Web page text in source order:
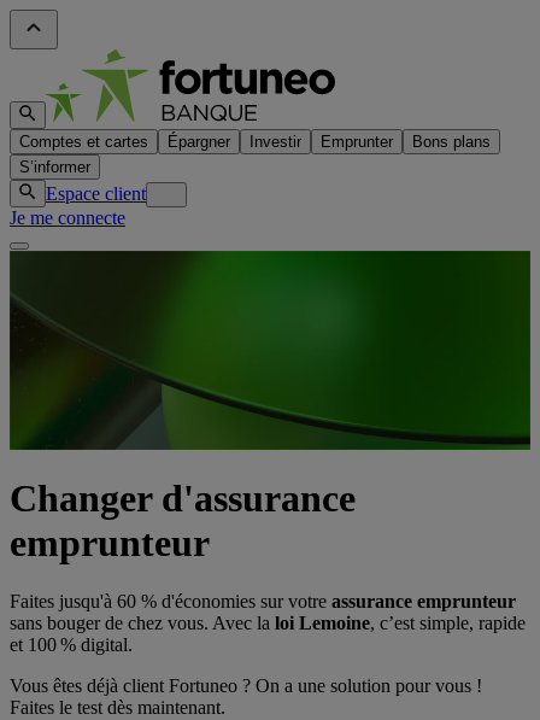
Comptes et cartes Épargner Investir Emprunter
Bons plans
S’informer
Espace client
Je me connecte
Changer d'assurance
emprunteur
Faites jusqu'à 60 % d'économies sur votre assurance emprunteur
sans bouger de chez vous. Avec la loi Lemoine, c’est simple, rapide
et 100 % digital.
Vous êtes déjà client Fortuneo ? On a une solution pour vous !
Faites le test dès maintenant.